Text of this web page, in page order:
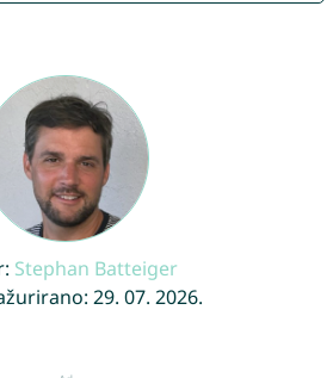
Stephan Batteiger
29. 07. 2026.